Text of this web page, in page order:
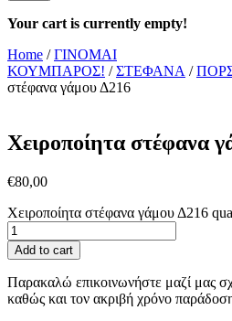
Your cart is currently empty!
Home /ΓΙΝΟΜΑΙ
ΚΟΥΜΠΑΡΟΣ! /ΣΤΕΦΑΝΑ /
στέφανα γάμου Δ216
Χειροποίητα στέφανα
€80,00
Χειροποίητα στέφανα γάμου Δ216
Add to cart
Παρακαλώ επικοινωνήστε μαζί μας
καθώς και τον ακριβή χρόνο